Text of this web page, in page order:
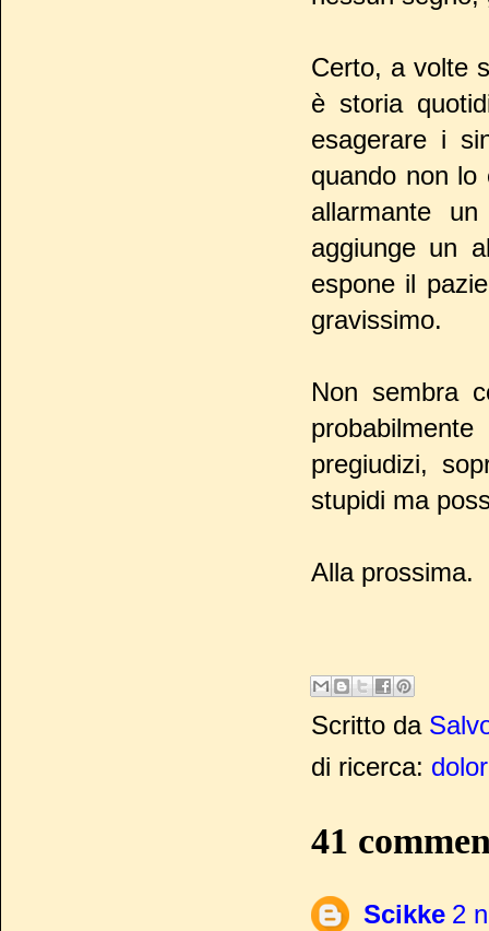
Certo, a volte
è storia
esagerare i
quando non
allarmante
aggiunge un
espone il
gravissimo.
Non sembra
pregiudizi,
stupidi ma
Alla prossima.
Scritto da
di ricerca:
41
Scikke 2